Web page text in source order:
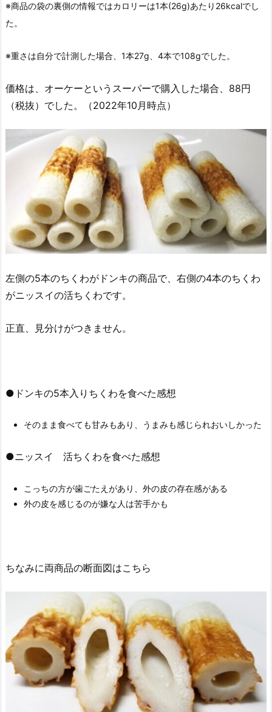
※商品の袋の裏側の情報ではカロリーは1本(26g)あたり26kcalでし
た。
※重さは自分で計測した場合、1本27g、4本で108gでした。
価格は、オーケーというスーパーで購入した場合、88円
（税抜）でした。（2022年10月時点）
左側の5本のちくわがドンキの商品で、右側の4本のちくわ
がニッスイの活ちくわです。
正直、見分けがつきません。
●ドンキの5本入りちくわを食べた感想
そのまま食べても甘みもあり、うまみも感じられおいしかった
●ニッスイ 活ちくわを食べた感想
こっちの方が歯ごたえがあり、外の皮の存在感がある
外の皮を感じるのが嫌な人は苦手かも
ちなみに両商品の断面図はこちら